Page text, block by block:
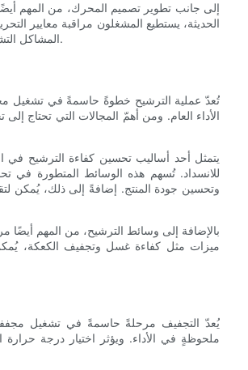
إلى جانب تطوير تصميم المحرك، من المهم
الحديثة، يستطيع المشغلون مراقبة معايير
المشاكل التشغيلية، مثل عدم انتظام التجفيف وانسداد المرشحات، مما يؤدي إلى تحسين جودة المنتج وكفاءته.
تُعدّ عملية الترشيح خطوةً حاسمةً في تشغيل
الأداء العام. ومن أهمّ المجالات التي تحتاج
يتمثل أحد أساليب تحسين كفاءة الترشيح في
للانسداد. تُسهم هذه الوسائط المتطورة في
وتحسين جودة المنتج. إضافةً إلى ذلك، يُمكن
بالإضافة إلى وسائط الترشيح، من المهم
ميزات مثل كفاءة غسل وتجفيف الكعكة،
يُعدّ التجفيف مرحلةً حاسمةً في تشغيل
ملحوظةٍ في الأداء. ويؤثر اختيار درجة